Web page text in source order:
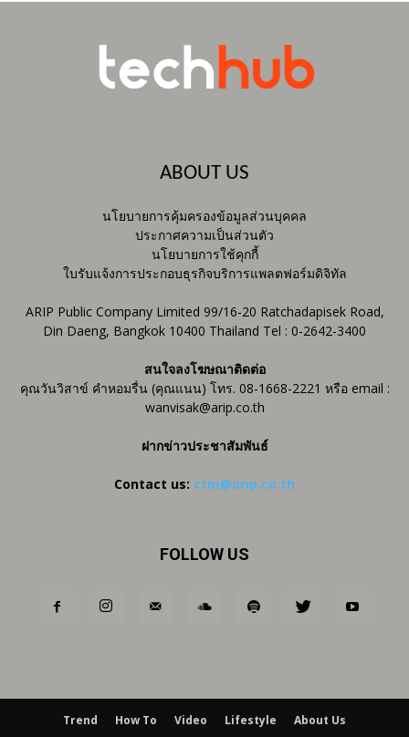
ABOUT US
นโยบายการคุ้มครองข้อมูลส่วนบุคคล
ประกาศความเป็นส่วนตัว
นโยบายการใช้คุกกี้
ใบรับแจ้งการประกอบธุรกิจบริการแพลตฟอร์มดิจิทัล
ARIP Public Company Limited 99/16-20 Ratchadapisek Road,
Din Daeng, Bangkok 10400 Thailand Tel : 0-2642-3400
สนใจลงโฆษณาติดต่อ
คุณวันวิสาข์ คำหอมรื่น (คุณแนน) โทร. 08-1668-2221 หรือ email :
wanvisak@arip.co.th
ฝากข่าวประชาสัมพันธ์
Contact us: ctm@arip.co.th
FOLLOW US
Trend How To Video Lifestyle About Us